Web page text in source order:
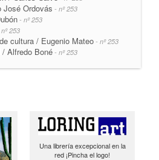
Ordovás - nº 253
- nº 253
253
cultura / Eugenio Mateo - nº 253
Alfredo Boné - nº 253
Una librería excepcional en la
red ¡Pincha el logo!